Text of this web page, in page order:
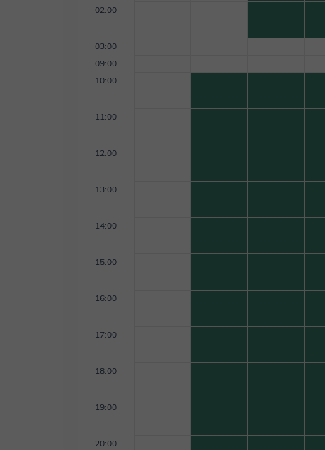
02:00
03:00
09:00
10:00
11:00
12:00
13:00
14:00
15:00
16:00
17:00
18:00
19:00
20:00